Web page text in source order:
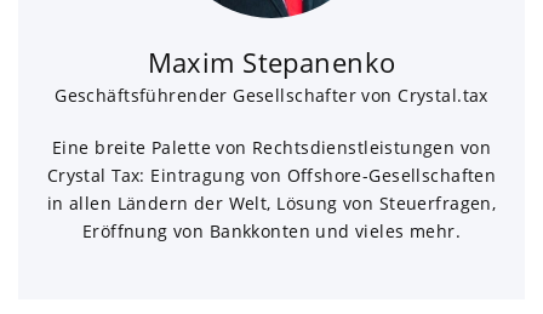
Maxim Stepanenko
Geschäftsführender Gesellschafter von Crystal.tax
Eine breite Palette von Rechtsdienstleistungen von
Crystal Tax: Eintragung von Offshore-Gesellschaften
in allen Ländern der Welt, Lösung von Steuerfragen,
Eröffnung von Bankkonten und vieles mehr.